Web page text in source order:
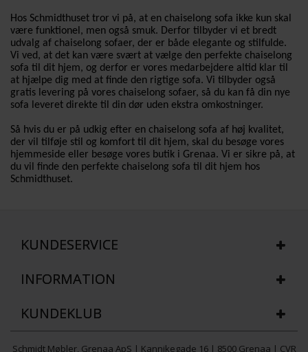
Hos Schmidthuset tror vi på, at en chaiselong sofa ikke kun skal
være funktionel, men også smuk. Derfor tilbyder vi et bredt
udvalg af chaiselong sofaer, der er både elegante og stilfulde.
Vi ved, at det kan være svært at vælge den perfekte chaiselong
sofa til dit hjem, og derfor er vores medarbejdere altid klar til
at hjælpe dig med at finde den rigtige sofa. Vi tilbyder også
gratis levering på vores chaiselong sofaer, så du kan få din nye
sofa leveret direkte til din dør uden ekstra omkostninger.
Så hvis du er på udkig efter en chaiselong sofa af høj kvalitet,
der vil tilføje stil og komfort til dit hjem, skal du besøge vores
hjemmeside eller besøge vores butik i Grenaa. Vi er sikre på, at
du vil finde den perfekte chaiselong sofa til dit hjem hos
Schmidthuset.
KUNDESERVICE
INFORMATION
KUNDEKLUB
Schmidt Møbler, Grenaa ApS | Kannikegade 16 | 8500 Grenaa | CVR